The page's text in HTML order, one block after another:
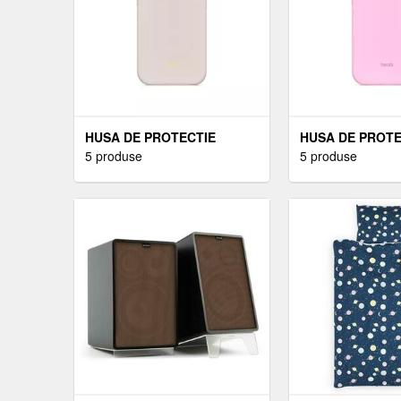
HUSA DE PROTECTIE
APPLE BEATS PENTRU
5 produse
HUSA DE
APPLE BEATS
PEBBLE PINK
5 produse